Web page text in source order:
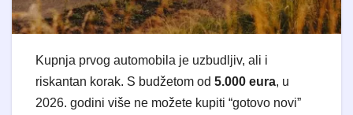
Kupnja prvog automobila je uzbudljiv, ali i
riskantan korak. S budžetom od 5.000 eura, u
2026. godini više ne možete kupiti “gotovo novi”